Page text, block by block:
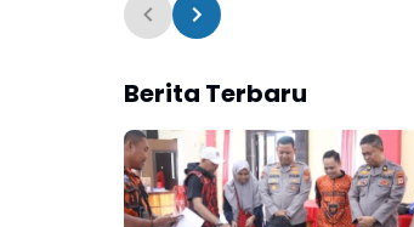
Berita Terbaru